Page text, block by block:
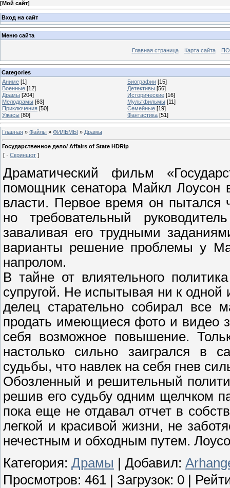
[Мой сайт]
Вход на сайт
Меню сайта
Главная страница Карта сайта
Categories
Аниме [1] Биографии [15]
Военные [12] Детективы [56]
Драмы [204] Исторические [16]
Мелодрамы [63] Мультфильмы [11]
Приключения [50] Семейные [19]
Ужасы [80] Фантастика [51]
Главная » Файлы » ФИЛЬМЫ » Драмы
Государственное дело/ Affairs of State HDRip
[ · Скриншот ]
Драматический фильм
помощник сенатора Майкл Лоусон
власти. Первое время он пытался
но требовательный
заваливая его трудными
варианты решение проблемы у
напролом.
В тайне от влиятельного
супругой. Не испытывая ни к
делец старательно собирал все
продать имеющиеся фото и видео
себя возможное повышение.
настолько сильно заигрался в
судьбы, что навлек на себя гнев
Обозленный и решительный
решив его судьбу одним щелчком
пока еще не отдавал отчет в
легкой и красивой жизни, не
нечестным и обходным путем.
Категория: Драмы Добавил:
Просмотров: 461 Загрузок: 0